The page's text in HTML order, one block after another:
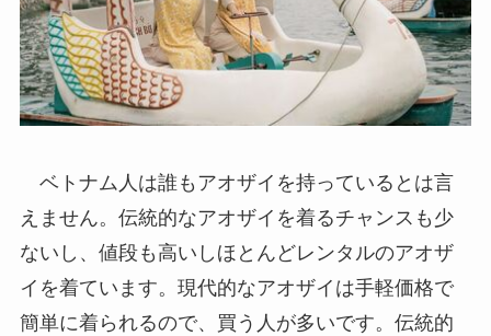
ベトナム人は誰もアオザイを持っているとは言
えません。伝統的なアオザイを着るチャンスも少
ないし、値段も高いしほとんどレンタルのアオザ
イを着ています。現代的なアオザイは手軽価格で
簡単に着られるので、買う人が多いです。伝統的